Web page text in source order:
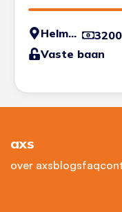
Helmond
Vaste baan
axs
over axsblogsfaq